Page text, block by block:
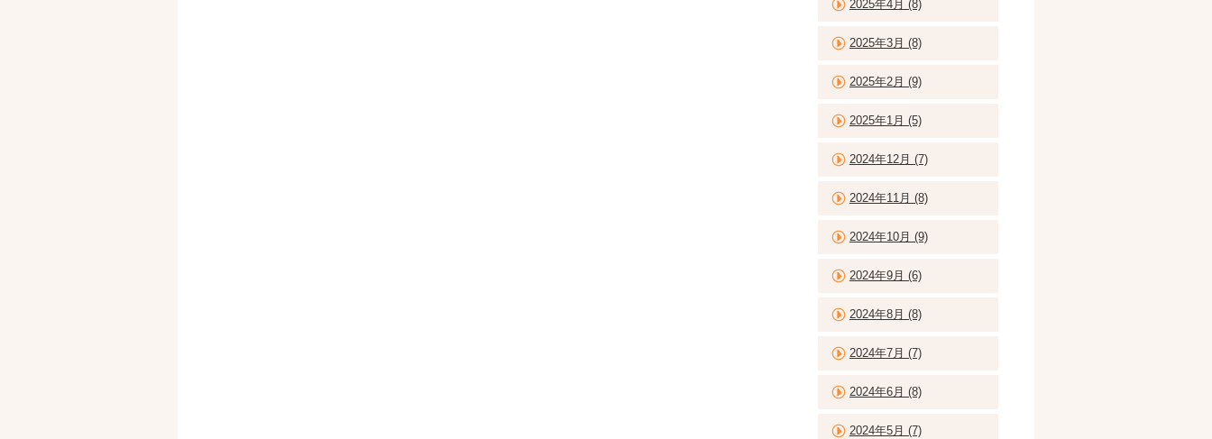
2025年4月 (8)
2025年3月 (8)
2025年2月 (9)
2025年1月 (5)
2024年12月 (7)
2024年11月 (8)
2024年10月 (9)
2024年9月 (6)
2024年8月 (8)
2024年7月 (7)
2024年6月 (8)
2024年5月 (7)